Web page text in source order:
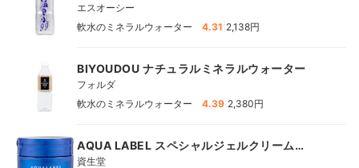
エスオーシー
軟水のミネラルウォーター
4.31 2,138円
BIYOUDOU ナチュラルミネラルウォーター
フォルダ
軟水のミネラルウォーター
4.39 2,380円
AQUA LABEL スペシャルジェルクリーム
EX（ブライトニング）
資生堂